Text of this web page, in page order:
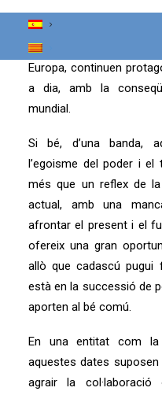
conseqüències a
oceans, així com les
Europa, continuen
a dia, amb la
mundial.
Si bé, d’una banda,
l’egoisme del poder i
més que un reflex de
actual, amb una
afrontar el present i el
ofereix una gran
allò que cadascú pugui
està en la successió de
aporten al bé comú.
En una entitat com la
aquestes dates
agrair la